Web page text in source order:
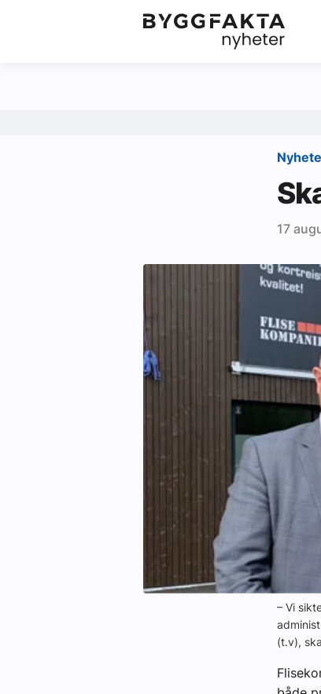
Jobbmarkedet
Kontakt oss
Ledige stillinger
Aktivitetskalender
Bransjekommentar
Nyheter
Aktuelle prosjekter
17
– Vi
(t.v),